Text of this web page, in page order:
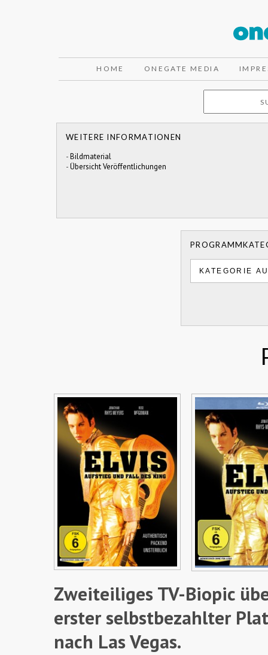
HOME ONEGATE MEDIA
WEITERE INFORMATIONEN
-Bildmaterial
-Übersicht Veröffentlichungen
Zweiteiliges TV-Biopic
erster selbstbezahlter
nach Las Vegas.